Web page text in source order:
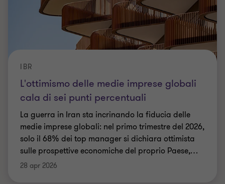
L'ottimismo delle medie imprese globali
cala di sei punti percentuali
IBR
La guerra in Iran sta incrinando la fiducia delle
medie imprese globali: nel primo trimestre del 2026,
solo il 68% dei top manager si dichiara ottimista
sulle prospettive economiche del proprio Paese,…
28 apr 2026